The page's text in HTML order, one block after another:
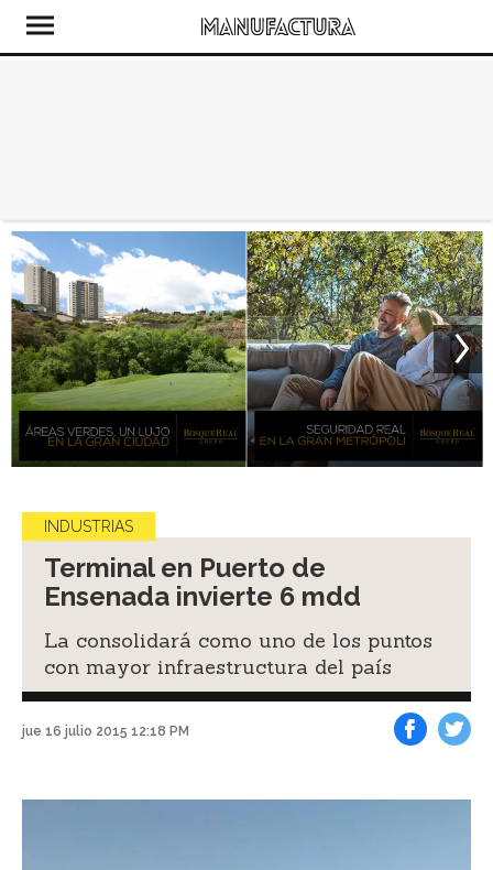
INDUSTRIAS
Terminal en Puerto de
Ensenada invierte 6 mdd
La consolidará como uno de los puntos
con mayor infraestructura del país
jue 16 julio 2015 12:18 PM